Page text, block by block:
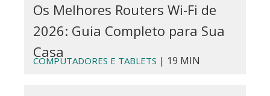
Os Melhores Routers Wi-Fi de
2026: Guia Completo para Sua
Casa
COMPUTADORES E TABLETS | 19 MIN